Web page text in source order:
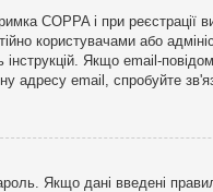
COPPA і при
користувачами або
Якщо email-
email, спробуйте
Якщо дані введені